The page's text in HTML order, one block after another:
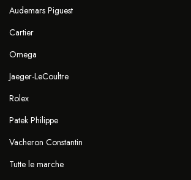
Audemars Piguest
Cartier
Omega
Jaeger-LeCoultre
Rolex
Patek Philippe
Vacheron Constantin
Tutte le marche